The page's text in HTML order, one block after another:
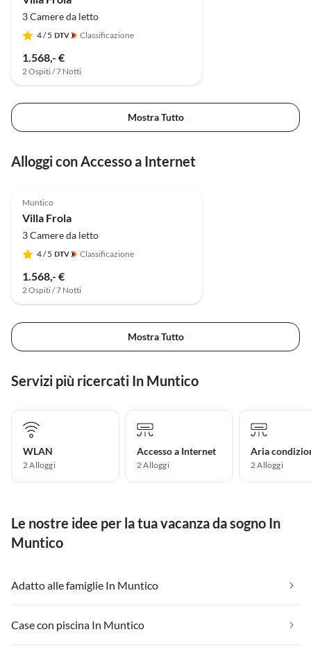
3 Camere da letto
4/ 5 Classificazione
1.568,- €
2 Ospiti / 7 Notti
Mostra Tutto
Alloggi con Accesso a Internet
Muntico
Villa Frola
3 Camere da letto
4/ 5 Classificazione
1.568,- €
2 Ospiti / 7 Notti
Mostra Tutto
Servizi più ricercati In Muntico
WLAN
2 Alloggi
Accesso a Internet
2 Alloggi
Aria
2 Alloggi
Le nostre idee per la tua vacanza da sogno In
Muntico
Adatto alle famiglie In Muntico
Case con piscina In Muntico